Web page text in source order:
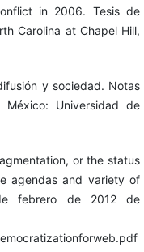
in 2006. Tesis de
Carolina at Chapel Hill,
y sociedad. Notas
México: Universidad de
or the status
agendas and variety of
febrero de 2012 de